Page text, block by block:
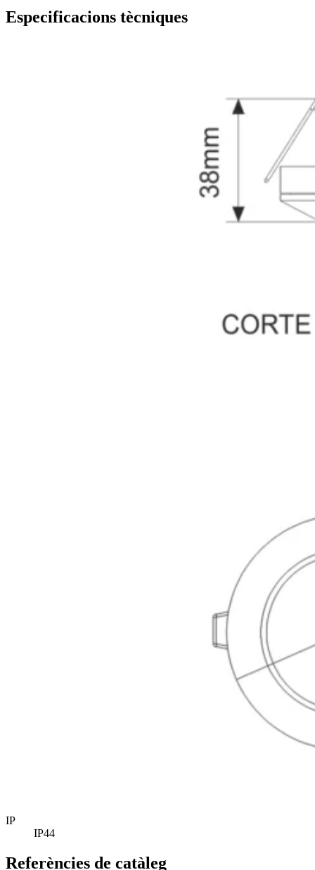
Especificacions tècniques
IP
IP44
Referències de catàleg